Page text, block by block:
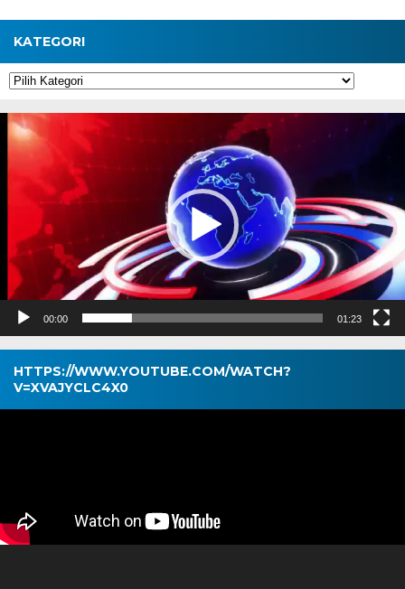
KATEGORI
Kategori
Pemutar
Video
00:00 01:23
HTTPS://WWW.YOUTUBE.COM/WATCH?
V=XVAJYCLC4X0
Pemutar